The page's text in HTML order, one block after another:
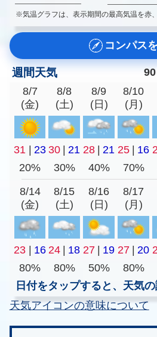
※気温グラフは、表示期間の最高気温を赤
コンパス
週間天気
8/7
(金)
8/8
(土)
8/9
(日)
8/10
(月)
31 | 23 30 | 21 28 | 21 25 | 16
20%
30% 40% 70%
8/14
(金)
8/15
(土)
8/16
(日)
8/17
(月)
23 | 16 24 | 18 27 | 19 27 | 20
80%
80% 50% 80%
日付をタップすると、天気
天気アイコンの意味について